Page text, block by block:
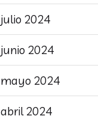
julio 2024
junio 2024
mayo 2024
abril 2024